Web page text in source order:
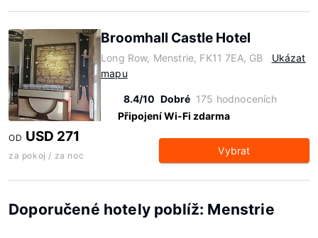
Broomhall Castle Hotel
Long Row, Menstrie, FK11 7EA, GB
Ukázat
mapu
8.4/10 Dobré 175 hodnoceních
Připojení Wi-Fi zdarma
OD USD 271
za pokoj / za noc Vybrat
Doporučené hotely poblíž: Menstrie